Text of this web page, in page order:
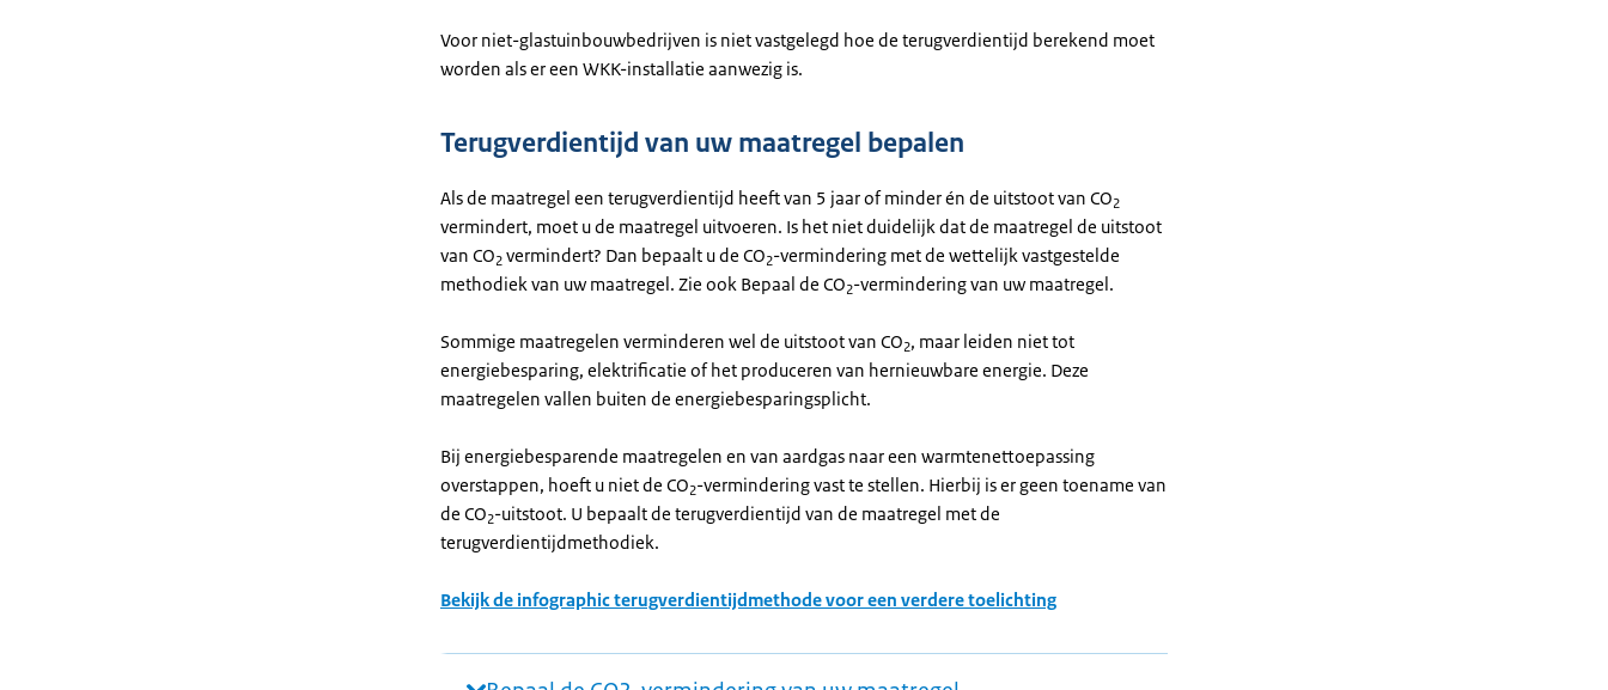
Voor niet-glastuinbouwbedrijven is niet vastgelegd hoe de terugverdientijd berekend moet
worden als er een WKK-installatie aanwezig is.
Terugverdientijd van uw maatregel bepalen
Als de maatregel een terugverdientijd heeft van 5 jaar of minder én de uitstoot van CO2
vermindert, moet u de maatregel uitvoeren. Is het niet duidelijk dat de maatregel de uitstoot
van CO2 vermindert? Dan bepaalt u de CO2-vermindering met de wettelijk vastgestelde
methodiek van uw maatregel. Zie ook Bepaal de CO2-vermindering van uw maatregel.
Sommige maatregelen verminderen wel de uitstoot van CO2, maar leiden niet tot
energiebesparing, elektrificatie of het produceren van hernieuwbare energie. Deze
maatregelen vallen buiten de energiebesparingsplicht.
Bij energiebesparende maatregelen en van aardgas naar een warmtenettoepassing
overstappen, hoeft u niet de CO2-vermindering vast te stellen. Hierbij is er geen toename van
de CO2-uitstoot. U bepaalt de terugverdientijd van de maatregel met de
terugverdientijdmethodiek.
Bekijk de infographic terugverdientijdmethode voor een verdere toelichting